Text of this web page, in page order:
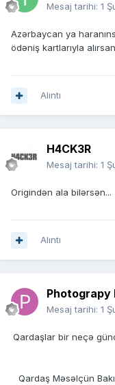
Mesaj tarihi: 1
Azərbaycan ya
ödəniş kartlarıyla
Alıntı
H4CK3R
Mesaj tarihi: 1
Origindən ala bilərsən...
Alıntı
Photograpy
Mesaj tarihi: 1
Qardaşlar bir neçə
Qardaş Məsəlçün